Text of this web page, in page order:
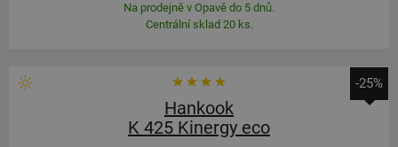
Na prodejně v Opavě do 5 dnů.
Centrální sklad 20 ks.
-25%
Hankook
K 425 Kinergy eco